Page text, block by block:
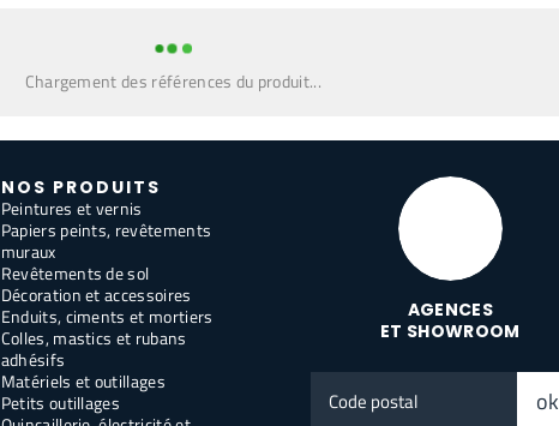
Chargement des références du produit...
NOS PRODUITS
Peintures et vernis
Papiers peints, revêtements
muraux
Revêtements de sol
Décoration et accessoires
Enduits, ciments et mortiers
Colles, mastics et rubans
adhésifs
Matériels et outillages
Petits outillages
AGENCES
ET SHOWROOM
postal
ok